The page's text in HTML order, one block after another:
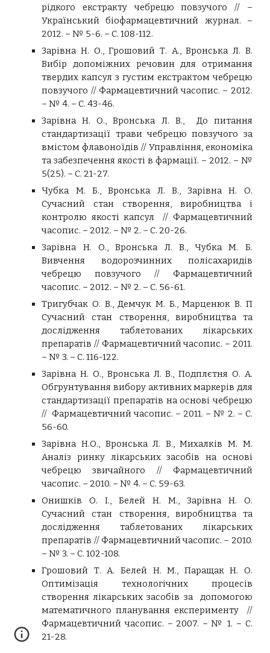
рідкого екстракту чебрецю повзучого // –
Український біофармацевтичний журнал. –
2012. – № 5-6. – С. 108-112.
Зарівна Н. О., Грошовий Т. А., Вронська Л. В.
Вибір допоміжних речовин для отримання
твердих капсул з густим екстрактом чебрецю
повзучого // Фармацевтичний часопис. – 2012.
– № 4. – С. 43-46.
Зарівна Н. О., Вронська Л. В., До питання
стандартизації трави чебрецю повзучого за
вмістом флавоноїдів // Управління, економіка
та забезпечення якості в фармації. – 2012. – №
5(25). – С. 21-27.
Чубка М. Б., Вронська Л. В., Зарівна Н. О.
Cучасний стан створення, виробництва і
контролю якості капсул // Фармацевтичний
часопис. – 2012. – № 2. – С. 20-26.
Зарівна Н. О., Вронська Л. В., Чубка М. Б.
Вивчення водорозчинних полісахаридів
чебрецю повзучого // Фармацевтичний
часопис. – 2012. – № 2. – С. 56-61.
Тригубчак О. В., Демчук М. Б., Марценюк В. П
Сучасний стан створення, виробництва та
дослідження таблетованих лікарських
препаратів // Фармацевтичний часопис. – 2011.
– № 3. – С. 116-122.
Зарівна Н. О., Вронська Л. В., Подплєтня О. А.
Обгрунтування вибору активних маркерів для
стандартизації препаратів на основі чебрецю
// Фармацевтичний часопис. – 2011. – № 2. – С.
56-60.
Зарівна Н.О., Вронська Л. В., Михалків М. М.
Аналіз ринку лікарських засобів на основі
чебрецю звичайного // Фармацевтичний
часопис. – 2010. – № 4. – С. 59-63.
Онишків О. І., Белей Н. М., Зарівна Н. О.
Сучасний стан створення, виробництва та
дослідження таблетованих лікарських
препаратів // Фармацевтичний часопис. – 2010.
– № 3. – С. 102-108.
Грошовий Т. А. Белей Н. М., Паращак Н. О.
Оптимізація технологічних процесів
створення лікарських засобів за допомогою
математичного планування експерименту //
Фармацевтичний часопис. – 2007. – № 1. – С.
21-28.